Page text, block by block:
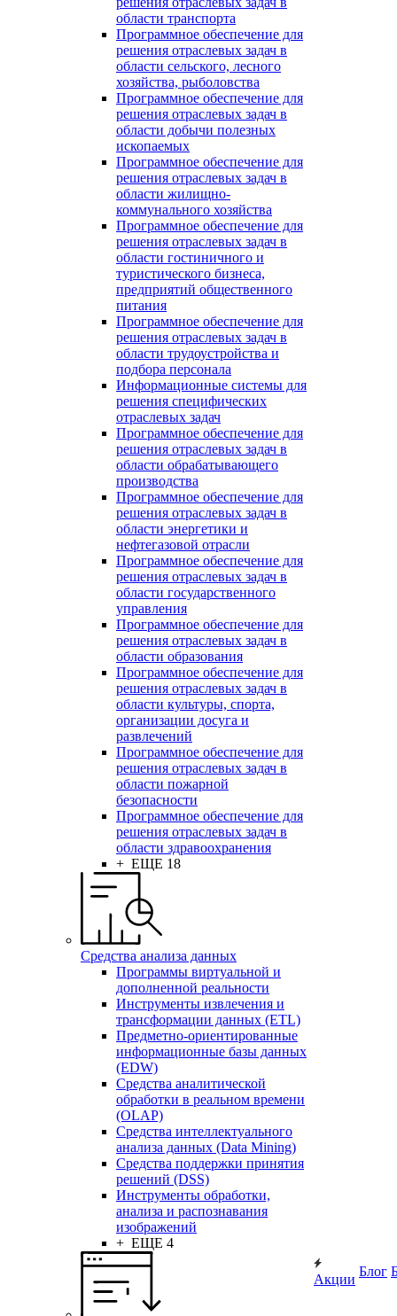
области транспорта
Программное обеспечение для
решения отраслевых задач в
области сельского, лесного
хозяйства, рыболовства
Программное обеспечение для
решения отраслевых задач в
области добычи полезных
ископаемых
Программное обеспечение для
решения отраслевых задач в
области жилищно-
коммунального хозяйства
Программное обеспечение для
решения отраслевых задач в
области гостиничного и
туристического бизнеса,
предприятий общественного
питания
Программное обеспечение для
решения отраслевых задач в
области трудоустройства и
подбора персонала
Информационные системы для
решения специфических
отраслевых задач
Программное обеспечение для
решения отраслевых задач в
области обрабатывающего
производства
Программное обеспечение для
решения отраслевых задач в
области энергетики и
нефтегазовой отрасли
Программное обеспечение для
решения отраслевых задач в
области государственного
управления
Программное обеспечение для
решения отраслевых задач в
области образования
Программное обеспечение для
решения отраслевых задач в
области культуры, спорта,
организации досуга и
развлечений
Программное обеспечение для
решения отраслевых задач в
области пожарной
безопасности
Программное обеспечение для
решения отраслевых задач в
области здравоохранения
+ ЕЩЕ 18
Средства анализа данных
Программы виртуальной и
дополненной реальности
Инструменты извлечения и
трансформации данных (ETL)
Предметно-ориентированные
информационные базы данных
(EDW)
Средства аналитической
обработки в реальном времени
(OLAP)
Средства интеллектуального
анализа данных (Data Mining)
Средства поддержки принятия
решений (DSS)
Инструменты обработки,
анализа и распознавания
изображений
+ ЕЩЕ 4
Акции
Блог